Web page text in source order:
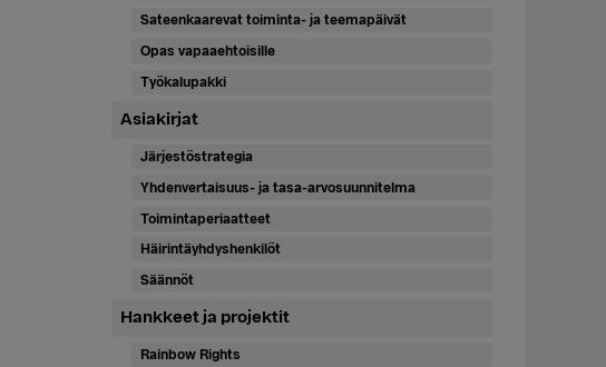
Sateenkaarevat toiminta- ja teemapäivät
Opas vapaaehtoisille
Työkalupakki
Asiakirjat
Järjestöstrategia
Yhdenvertaisuus- ja tasa-arvosuunnitelma
Toimintaperiaatteet
Häirintäyhdyshenkilöt
Säännöt
Hankkeet ja projektit
Rainbow Rights